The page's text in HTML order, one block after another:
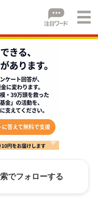
でフォローする